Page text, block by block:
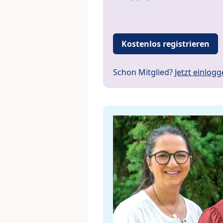
Kostenlos registrieren
Schon Mitglied? Jetzt